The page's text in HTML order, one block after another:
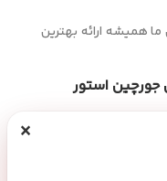
ما همیشه ارائه بهترین
جورچین استور
×